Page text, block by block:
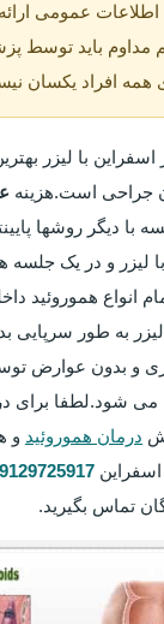
عمومی
مداوم باید توسط
همه افراد یکسان
با لیزر
جراحی است.هزینه
با دیگر روشها
لیزر و در یک جلسه
انواع هموروئید
لیزر به طور سرپایی
و بدون عوارض
می شود.لطفا برای
درمان هموروئید و
تماس بگیرید.